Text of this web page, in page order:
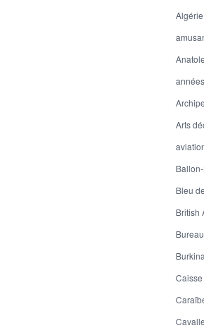
Algérie
Arts
Bleu
British
Cavalle